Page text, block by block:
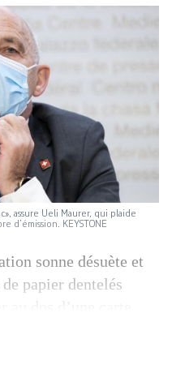
assure Ueli Maurer, qui plaide
­d’émission. KEYSTONE
sonne désuète et
papier dentelés